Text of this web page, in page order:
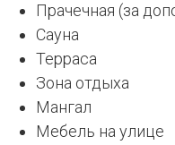
Прачечная (за
Сауна
Терраса
Зона отдыха
Мангал
Мебель на улице